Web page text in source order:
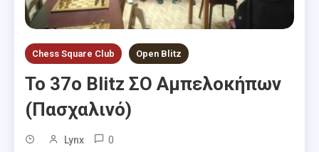
Chess Square Club Open Blitz
Το 37ο Blitz ΣΟ Αμπελοκήπων
(Πασχαλινό)
Lynx 0